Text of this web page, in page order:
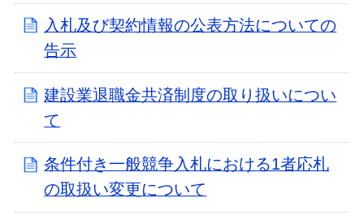
入札及び契約情報の公表方法についての
告示
建設業退職金共済制度の取り扱いについ
て
条件付き一般競争入札における1者応札
の取扱い変更について